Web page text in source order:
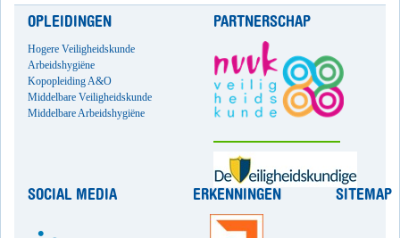
OPLEIDINGEN
Hogere Veiligheidskunde
Arbeidshygiëne
Kopopleiding A&O
Middelbare Veiligheidskunde
Middelbare Arbeidshygiëne
PARTNERSCHAP
SOCIAL MEDIA ERKENNINGEN SITEMAP